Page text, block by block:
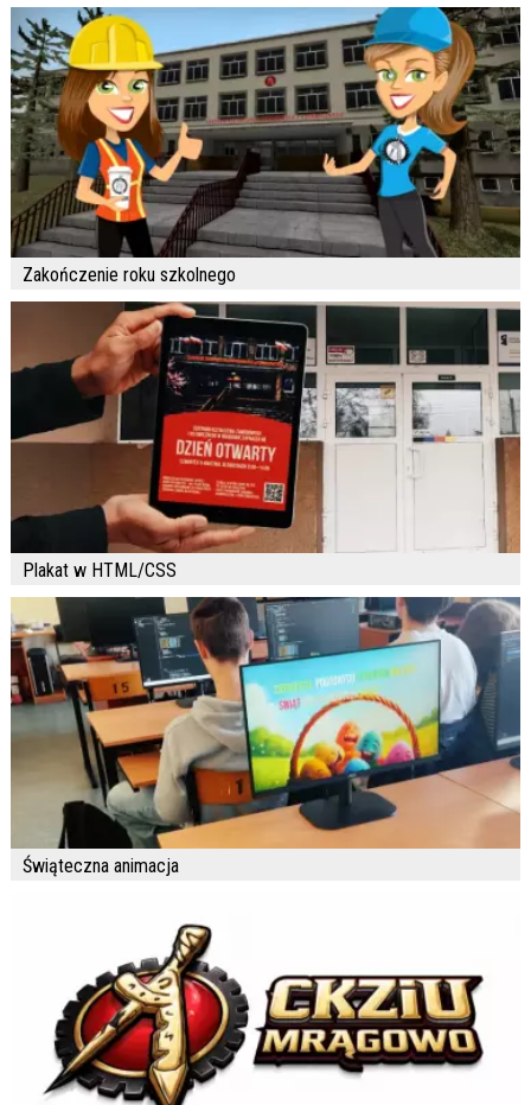
Zakończenie roku szkolnego
Plakat w HTML/CSS
Świąteczna animacja